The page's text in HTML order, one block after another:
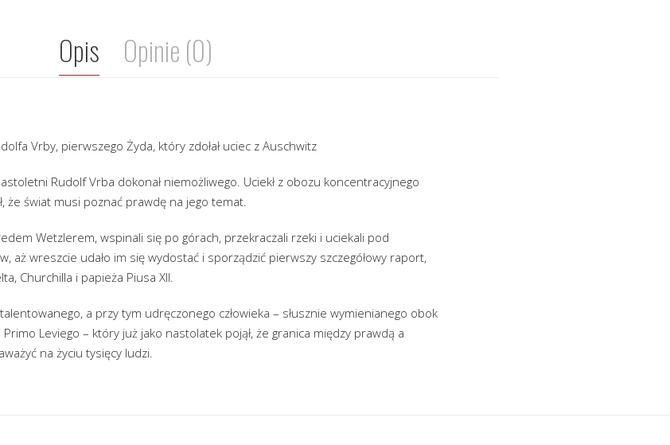
Opis Opinie (0)
Vrby, pierwszego Żyda, który zdołał uciec z Auschwitz
Rudolf Vrba dokonał niemożliwego. Uciekł z obozu koncentracyjnego
że świat musi poznać prawdę na jego temat.
Wetzlerem, wspinali się po górach, przekraczali rzeki i uciekali pod
aż wreszcie udało im się wydostać i sporządzić pierwszy szczegółowy raport,
Churchilla i papieża Piusa XII.
a przy tym udręczonego człowieka – słusznie wymienianego obok
Leviego – który już jako nastolatek pojął, że granica między prawdą a
na życiu tysięcy ludzi.